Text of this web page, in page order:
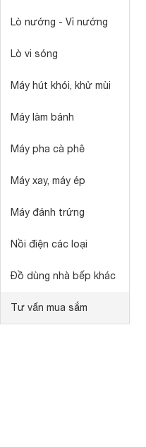
Lò nướng - Vỉ nướng
Lò vi sóng
Máy hút khói, khử mùi
Máy làm bánh
Máy pha cà phê
Máy xay, máy ép
Máy đánh trứng
Nồi điện các loại
Đồ dùng nhà bếp khác
Tư vấn mua sắm